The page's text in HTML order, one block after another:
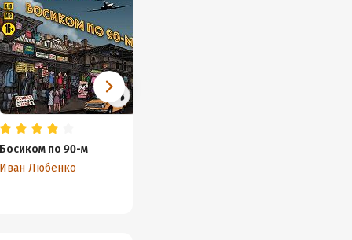
Босиком по 90-м
Иван Любенко